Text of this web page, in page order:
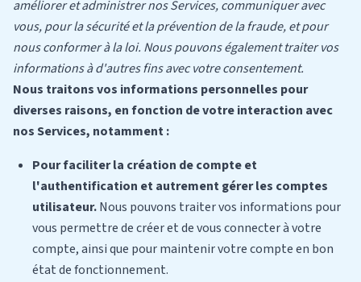
améliorer et administrer nos Services, communiquer avec
vous, pour la sécurité et la prévention de la fraude, et pour
nous conformer à la loi. Nous pouvons également traiter vos
informations à d'autres fins avec votre consentement.
Nous traitons vos informations personnelles pour
diverses raisons, en fonction de votre interaction avec
nos Services, notamment :
Pour faciliter la création de compte et
l'authentification et autrement gérer les comptes
utilisateur.Nous pouvons traiter vos informations pour
vous permettre de créer et de vous connecter à votre
compte, ainsi que pour maintenir votre compte en bon
état de fonctionnement.